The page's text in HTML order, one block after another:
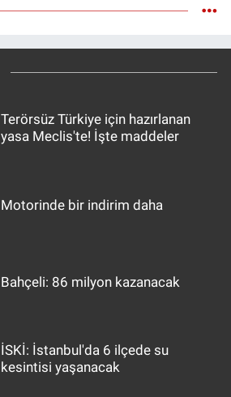
Terörsüz Türkiye için hazırlanan
yasa Meclis'te! İşte maddeler
Motorinde bir indirim daha
Bahçeli: 86 milyon kazanacak
İSKİ: İstanbul'da 6 ilçede su
kesintisi yaşanacak